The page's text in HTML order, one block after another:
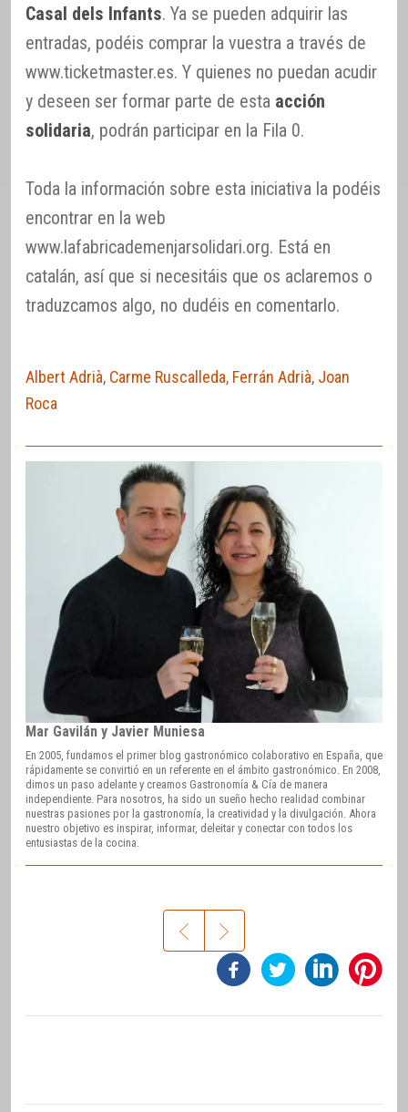
Casal dels Infants. Ya se pueden adquirir las
entradas, podéis comprar la vuestra a través de
www.ticketmaster.es. Y quienes no puedan acudir
y deseen ser formar parte de esta acción
solidaria, podrán participar en la Fila 0.
Toda la información sobre esta iniciativa la podéis
encontrar en la web
www.lafabricademenjarsolidari.org. Está en
catalán, así que si necesitáis que os aclaremos o
traduzcamos algo, no dudéis en comentarlo.
Albert Adrià, Carme Ruscalleda, Ferrán Adrià, Joan
Roca
Mar Gavilán y Javier Muniesa
En 2005, fundamos el primer blog gastronómico colaborativo en España, que
rápidamente se convirtió en un referente en el ámbito gastronómico. En 2008,
dimos un paso adelante y creamos Gastronomía & Cía de manera
independiente. Para nosotros, ha sido un sueño hecho realidad combinar
nuestras pasiones por la gastronomía, la creatividad y la divulgación. Ahora
nuestro objetivo es inspirar, informar, deleitar y conectar con todos los
entusiastas de la cocina.